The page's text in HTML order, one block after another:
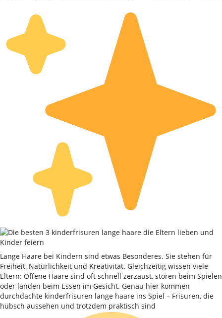
Lange Haare bei Kindern sind etwas Besonderes. Sie stehen für
Freiheit, Natürlichkeit und Kreativität. Gleichzeitig wissen viele
Eltern: Offene Haare sind oft schnell zerzaust, stören beim Spielen
oder landen beim Essen im Gesicht. Genau hier kommen
durchdachte kinderfrisuren lange haare ins Spiel – Frisuren, die
hübsch aussehen und trotzdem praktisch sind